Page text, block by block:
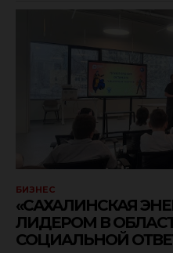
БИЗНЕС
«САХАЛИНСКАЯ
ЛИДЕРОМ В
СОЦИАЛЬНОЙ